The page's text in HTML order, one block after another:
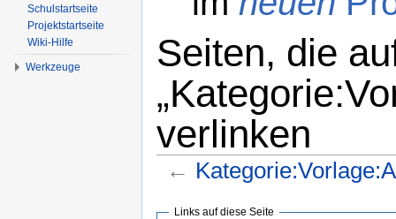
Seiten, die
verlinken
←
Links auf diese Seite
Schulstartseite
Projektstartseite
Wiki-Hilfe
Werkzeuge